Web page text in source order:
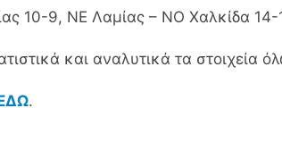
10-9, ΝΕ Λαμίας – ΝΟ Χαλκίδα 14-
και αναλυτικά τα
.